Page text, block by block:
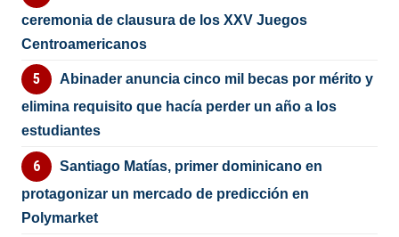
ceremonia de clausura de los XXV Juegos
Centroamericanos
Abinader anuncia cinco mil becas por mérito y
elimina requisito que hacía perder un año a los
estudiantes
Santiago Matías, primer dominicano en
protagonizar un mercado de predicción en
Polymarket